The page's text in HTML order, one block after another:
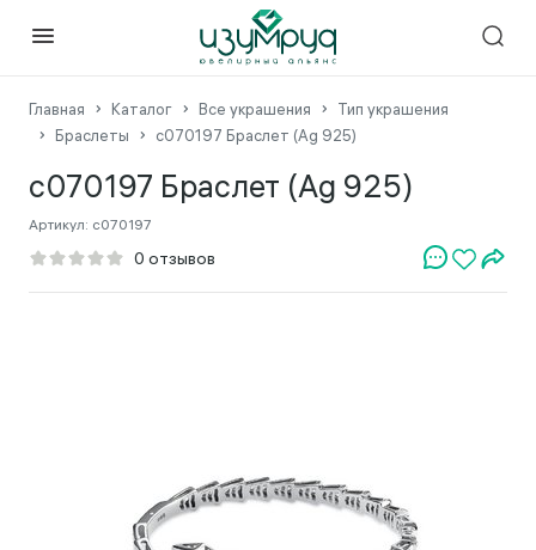
Главная Каталог Все украшения
Тип украшения
Браслеты
с070197 Браслет (Ag 925)
с070197 Браслет (Ag 925)
Артикул: с070197